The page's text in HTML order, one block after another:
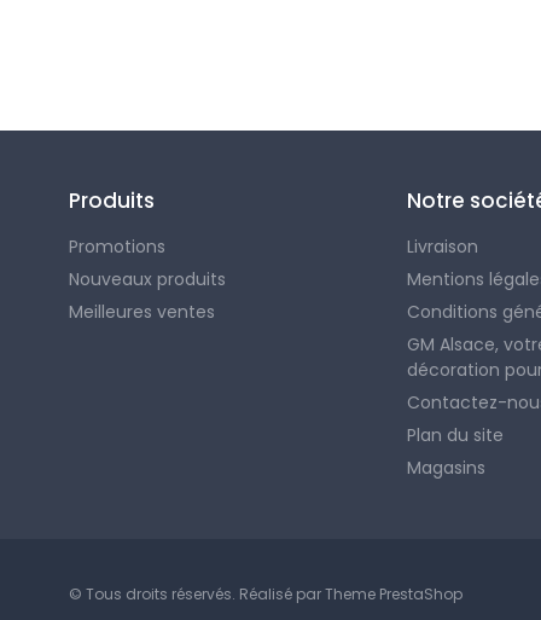
Produits
Promotions
Nouveaux produits
Meilleures ventes
Notre
Livraison
Mentions
Conditions
GM Alsace,
décoration
Contactez-
Plan du site
Magasins
© Tous droits réservés. Réalisé parTheme PrestaShop